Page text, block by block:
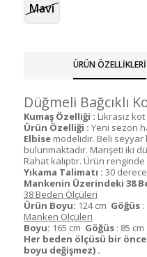
Mavi
ÜRÜN ÖZELLIKLERI
Düğmeli Bağcıklı
Kumaş Özelliği : Likrasız
Ürün Özelliği : Yeni sezon
Elbise modelidir. Beli seyyar
bulunmaktadır. Manşeti iki
Rahat kalıptır. Ürün
Yıkama Talimatı : 30
Mankenin Üzerindeki 38
38 Beden Ölçüleri
Ürün Boyu: 124 cm Göğüs :
Manken Ölçüleri
Boyu: 165 cm Göğüs : 85 cm
Her beden ölçüsü bir
boyu değişmez) .